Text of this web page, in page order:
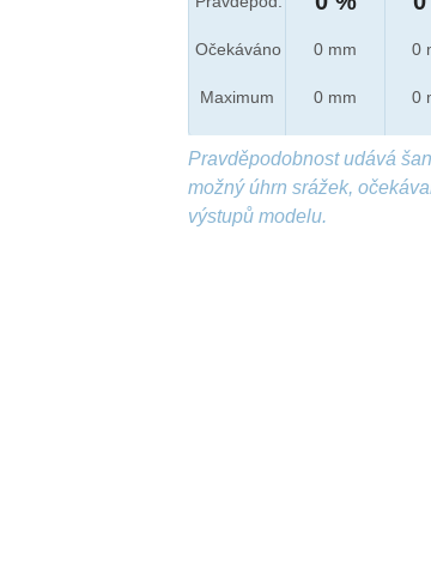
Očekáváno
Maximum
0 mm
0 mm
0
0
Pravděpodobnost udává
možný úhrn srážek,
výstupů modelu.